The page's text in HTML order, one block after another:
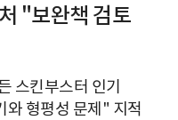
"보완책 검토
스킨부스터 인기
형평성 문제" 지적